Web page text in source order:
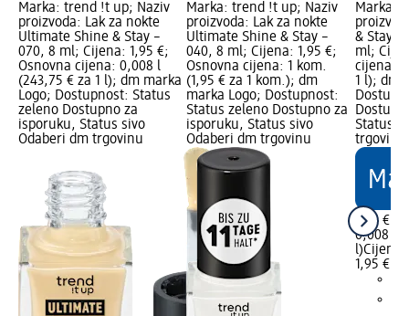
Marka: trend !t up; Naziv
proizvoda: Lak za nokte
Ultimate Shine & Stay –
070, 8 ml; Cijena: 1,95 €;
Osnovna cijena: 0,008 l
(243,75 € za 1 l); dm marka
Logo; Dostupnost: Status
zeleno Dostupno za
isporuku, Status sivo
Odaberi dm trgovinu
Marka: trend !t up; Naziv
proizvoda: Lak za nokte
Ultimate Shine & Stay –
040, 8 ml; Cijena: 1,95 €;
Osnovna cijena: 1 kom.
(1,95 € za 1 kom.); dm
marka Logo; Dostupnost:
Status zeleno Dostupno za
isporuku, Status sivo
Odaberi dm trgovinu
Marka:
& Stay
ml;
cijena:
1 l); dm
Status
trgovinu
1,95 €
0,008 l
l)Cijena
1,95 €